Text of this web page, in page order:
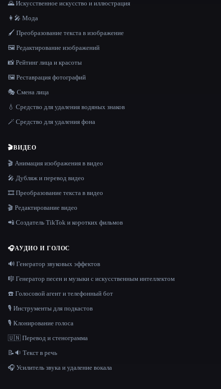
🌄 Искусственное искусство и иллюстрация
👩‍🎤 Мода
🖌️ Преобразование текста в изображение
🖼️ Редактирование изображений
📸 Рейтинг лица и красоты
🖼️ Реставрация фотографий
🎭 Смена лица
💧 Средство для удаления водяных знаков
🪄 Средство для удаления фона
🎬ВИДЕО
🎬 Анимация изображения в видео
🎤 Дубляж и перевод видео
🎞️ Преобразование текста в видео
🎬 Редактирование видео
📲 Создатель TikTok и коротких фильмов
🎧АУДИО И ГОЛОС
🔊 Генератор звуковых эффектов
🎼 Генератор песен и музыки с искусственным интеллектом
☎️ Голосовой агент и телефонный бот
🎙️ Инструменты для подкастов
🎙️ Клонирование голоса
🇺🇳 Перевод и стенограмма
📝🔉 Текст в речь
🎧 Усилитель звука и удаление вокала